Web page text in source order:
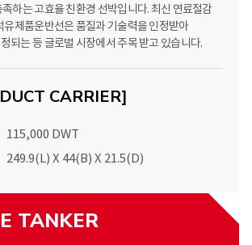
하는 고효율 친환경 선박입니다. 최신 연료절감
유제품운반선은 품질과 기술력을 인정받아
되는 등 글로벌 시장에서 주목 받고 있습니다.
CARRIER]
115,000 DWT
249.9(L) X 44(B) X 21.5(D)
TANKER